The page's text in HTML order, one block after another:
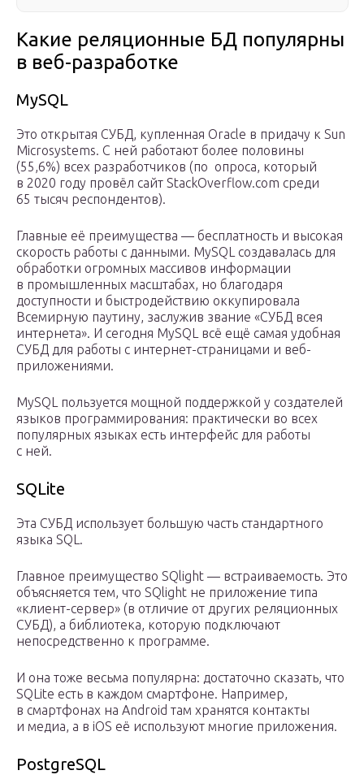
Какие реляционные БД популярны
в веб-разработке
MySQL
Это открытая СУБД, купленная Oracle в придачу к Sun
Microsystems. С ней работают более половины
(55,6%) всех разработчиков (по опроса, который
в 2020 году провёл сайт StackOverflow.com среди
65 тысяч респондентов).
Главные её преимущества — бесплатность и высокая
скорость работы с данными. MySQL создавалась для
обработки огромных массивов информации
в промышленных масштабах, но благодаря
доступности и быстродействию оккупировала
Всемирную паутину, заслужив звание «СУБД всея
интернета». И сегодня MySQL всё ещё самая удобная
СУБД для работы с интернет-страницами и веб-
приложениями.
MySQL пользуется мощной поддержкой у создателей
языков программирования: практически во всех
популярных языках есть интерфейс для работы
с ней.
SQLite
Эта СУБД использует большую часть стандартного
языка SQL.
Главное преимущество SQlight — встраиваемость. Это
объясняется тем, что SQlight не приложение типа
«клиент-сервер» (в отличие от других реляционных
СУБД), а библиотека, которую подключают
непосредственно к программе.
И она тоже весьма популярна: достаточно сказать, что
SQLite есть в каждом смартфоне. Например,
в смартфонах на Android там хранятся контакты
и медиа, а в iOS её используют многие приложения.
PostgreSQL